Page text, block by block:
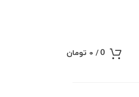
0
/
0 تومان